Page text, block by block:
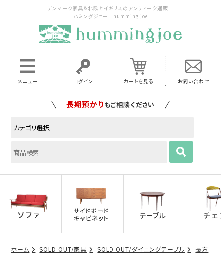
デンマーク家具＆北欧とイギリスのアンティーク通販｜
ハミングジョー humming joe
メニュー ログイン カートを見る お問い合わせ
家具の配送料は全国当店で負担いたします
ホーム SOLD OUT/家具 SOLD OUT/ダイニングテーブル
長方